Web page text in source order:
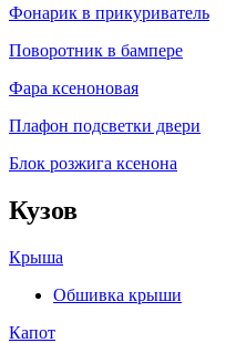
Фонарик в прикуриватель
Поворотник в бампере
Фара ксеноновая
Плафон подсветки двери
Блок розжига ксенона
Кузов
Крыша
Обшивка крыши
Капот